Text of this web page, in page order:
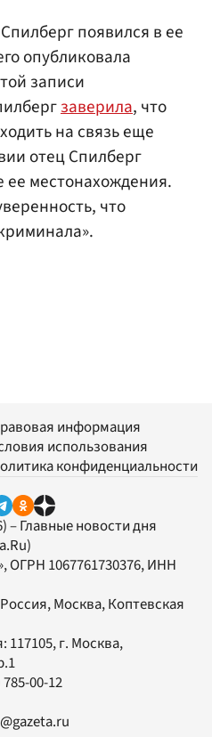
появился в ее
опубликовала
записи
заверила, что
на связь еще
отец Спилберг
ее местонахождения.
что
информация
использования
конфиденциальности
– Главные новости дня
, ОГРН 1067761730376, ИНН
Москва, Коптевская
117105, г. Москва,
785-00-12